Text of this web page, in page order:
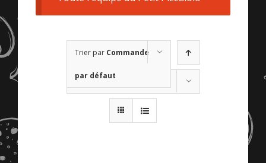
Trier par Commande
par défaut
Montrer72 produits